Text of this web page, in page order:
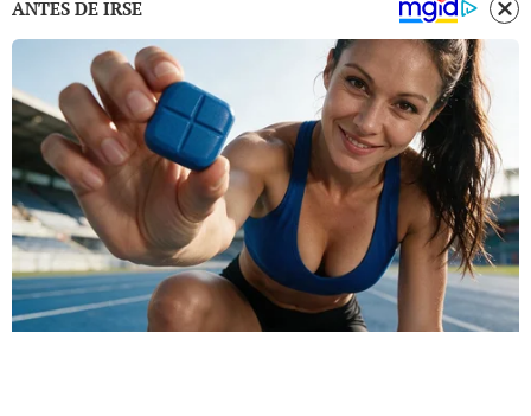
ANTES DE IRSE